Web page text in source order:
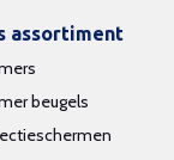
assortiment
beugels